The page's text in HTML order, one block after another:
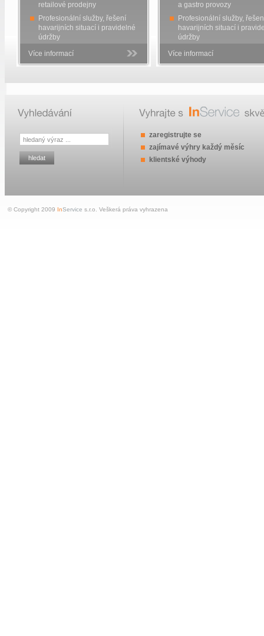
retailové prodejny
Profesionální služby, řešení
havarijních situací i pravidelné
údržby
Více informací
a gastro provozy
Profesionální služby,
havarijních situací i
údržby
Více informací
zaregistrujte se
zajímavé výhry každý měsíc
klientské výhody
© Copyright 2009 InService s.r.o. Veškerá práva vyhrazena